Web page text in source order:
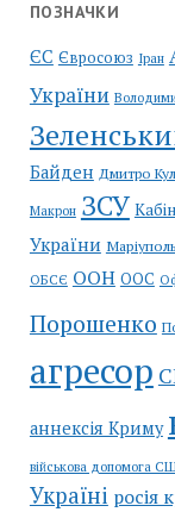
ПОЗНАЧКИ
ЄС Євросоюз Іран
України
Байден Дмитро
Макрон ЗСУ
України Маріуполь
ОБСЄ ООН ООС
Порошенко
агресор
аннексія Криму
військова допомога
Україні росія